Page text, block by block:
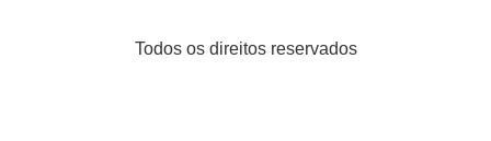
Todos os direitos reservados